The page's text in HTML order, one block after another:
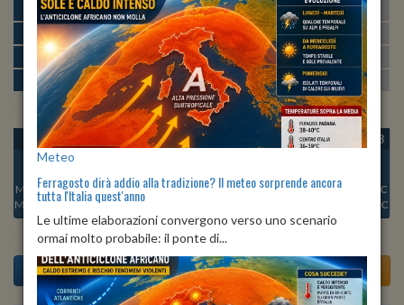
MATTINA min:18º max:23º U:65%-92%
POMERIGGIO min:24º max: 29º U:52%-68%
SERA min:24º max:30º U:
NOTTE min:19º max:22º U:85% 93%
OGGI
Min: 20°C
Max:28°C
SAB 08
Min: 22°C
Max: 27°C
DOM 09
Min:22°C
Max:
LUN 10
Min:24°C Min:23°C
MER 12
Min:20°C
GIO 13
Min:
21°C
27°C
Meteo
Ferragosto dirà addio alla tradizione? Il meteo sorprende ancora
tutta l'Italia quest'anno
Le ultime elaborazioni convergono verso uno scenario
ormai molto probabile: il ponte di...